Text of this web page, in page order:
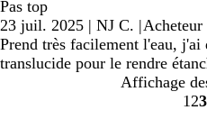
Pas top
23 juil. 2025 | NJ C. |
Prend très facilement l'eau,
translucide pour le rendre
Affichage
123